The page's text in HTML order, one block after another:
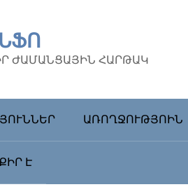
ԺԱՄԱՆՑԱՅԻՆ ՀԱՐԹԱԿ
ԱՌՈՂՋՈՒԹՅՈԻՆ
Է